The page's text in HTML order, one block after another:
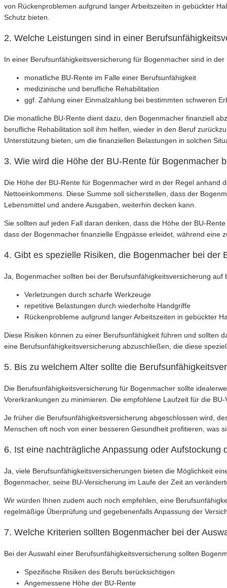
von Rückenproblemen aufgrund langer Arbeitszeiten in gebückter
Schutz bieten.
2. Welche Leistungen sind in einer
In einer Berufsunfähigkeitsversicherung für Bogenmacher sind in
monatliche BU-Rente im Falle einer Berufsunfähigkeit
medizinische und berufliche Rehabilitation
ggf. Zahlung einer Einmalzahlung bei bestimmten schweren
Die monatliche BU-Rente dient dazu, den Bogenmacher finanziell
berufliche Rehabilitation soll ihm helfen, wieder in den Beruf
Unterstützung bieten, um die finanziellen Belastungen in solchen
3. Wie wird die Höhe der BU-Rente für Bogenmacher
Die Höhe der BU-Rente für Bogenmacher wird in der Regel anhand
Nettoeinkommens. Diese Summe soll sicherstellen, dass der
Lebensmittel und andere Ausgaben, weiterhin decken kann.
Sie sollten auf jeden Fall daran denken, dass die Höhe der BU-
dass der Bogenmacher finanzielle Engpässe erleidet, während eine
4. Gibt es spezielle Risiken, die Bogenmacher bei
Ja, Bogenmacher sollten bei der Berufsunfähigkeitsversicherung
Verletzungen durch scharfe Werkzeuge
repetitive Belastungen durch wiederholte Handgriffe
Rückenprobleme aufgrund langer Arbeitszeiten in gebückter
Diese Risiken können zu einer Berufsunfähigkeit führen und sollten
eine Berufsunfähigkeitsversicherung abzuschließen, die diese
5. Bis zu welchem Alter sollte die
Die Berufsunfähigkeitsversicherung für Bogenmacher sollte
Vorerkrankungen zu minimieren. Die empfohlene Laufzeit für die
Je früher die Berufsunfähigkeitsversicherung abgeschlossen wird,
Menschen oft noch von einer besseren Gesundheit profitieren, was
6. Ist eine nachträgliche Anpassung oder
Ja, viele Berufsunfähigkeitsversicherungen bieten die Möglichkeit
Bogenmacher, seine BU-Versicherung im Laufe der Zeit an
Wir würden Ihnen zudem auch noch empfehlen, eine
regelmäßige Überprüfung und gegebenenfalls Anpassung der
7. Welche Kriterien sollten Bogenmacher bei der
Bei der Auswahl einer Berufsunfähigkeitsversicherung sollten
Spezifische Risiken des Berufs berücksichtigen
Angemessene Höhe der BU-Rente